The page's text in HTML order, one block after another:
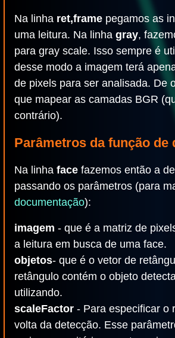
Na linha ret,frame pegamos as
uma leitura. Na linha gray,
para gray scale. Isso sempre é
desse modo a imagem terá
de pixels para ser analisada. De
que mapear as camadas BGR
contrário).
Parâmetros da função de
Na linha face fazemos então a
passando os parâmetros (para
documentação):
imagem - que é a matriz de
a leitura em busca de uma face.
objetos- que é o vetor de
retângulo contém o objeto
utilizando.
scaleFactor - Para especificar o
volta da detecção. Esse